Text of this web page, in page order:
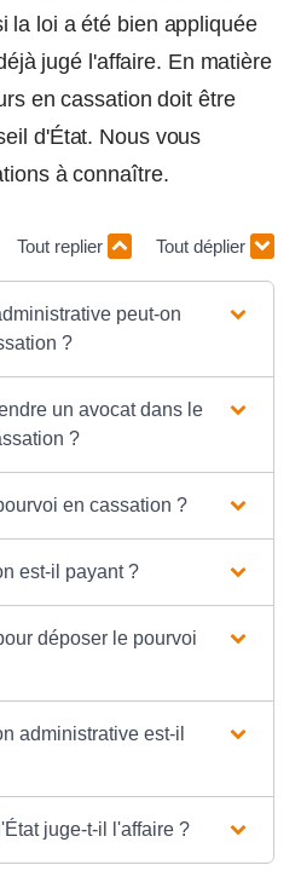
la loi a été bien appliquée
jugé l'affaire. En matière
en cassation doit être
d'État. Nous vous
à connaître.
Tout replier Tout déplier
peut-on
?
un avocat dans le
?
en cassation ?
est-il payant ?
déposer le pourvoi
administrative est-il
juge-t-il l'affaire ?